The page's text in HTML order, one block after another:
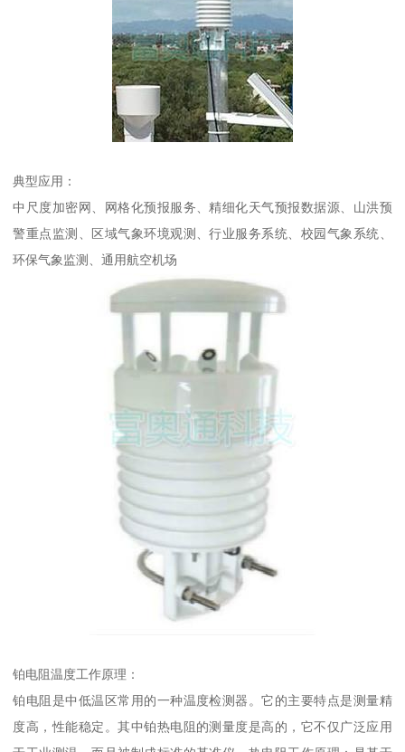
典型应用：
中尺度加密网、网格化预报服务、精细化天气预报数据源、山洪预
警重点监测、区域气象环境观测、行业服务系统、校园气象系统、
环保气象监测、通用航空机场
铂电阻温度工作原理：
铂电阻是中低温区常用的一种温度检测器。它的主要特点是测量精
度高，性能稳定。其中铂热电阻的测量度是高的，它不仅广泛应用